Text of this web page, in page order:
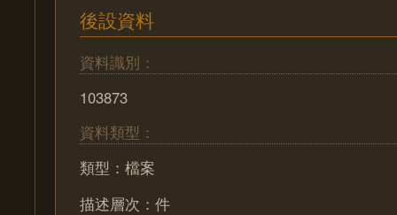
後設資料
資料識別：
103873
資料類型：
類型：檔案
描述層次：件